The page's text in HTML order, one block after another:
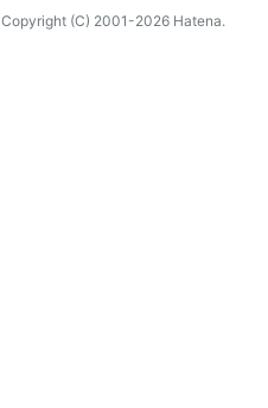
Copyright (C) 2001-2026 Hatena.